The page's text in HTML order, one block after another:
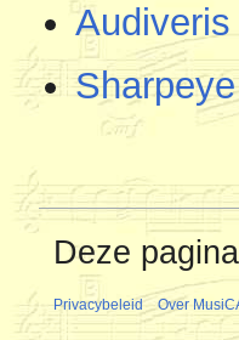
Audiveris
Sharpeye
Deze
Privacybeleid Over